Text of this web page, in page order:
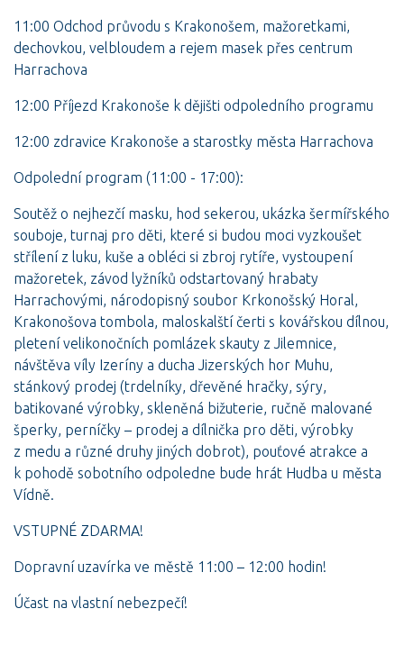
11:00 Odchod průvodu s Krakonošem, mažoretkami,
dechovkou, velbloudem a rejem masek přes centrum
Harrachova
12:00 Příjezd Krakonoše k dějišti odpoledního programu
12:00 zdravice Krakonoše a starostky města Harrachova
Odpolední program (11:00 - 17:00):
Soutěž o nejhezčí masku, hod sekerou, ukázka šermířského
souboje, turnaj pro děti, které si budou moci vyzkoušet
střílení z luku, kuše a obléci si zbroj rytíře, vystoupení
mažoretek, závod lyžníků odstartovaný hrabaty
Harrachovými, národopisný soubor Krkonošský Horal,
Krakonošova tombola, maloskalští čerti s kovářskou dílnou,
pletení velikonočních pomlázek skauty z Jilemnice,
návštěva víly Izeríny a ducha Jizerských hor Muhu,
stánkový prodej (trdelníky, dřevěné hračky, sýry,
batikované výrobky, skleněná bižuterie, ručně malované
šperky, perníčky – prodej a dílnička pro děti, výrobky
z medu a různé druhy jiných dobrot), pouťové atrakce a
k pohodě sobotního odpoledne bude hrát Hudba u města
Vídně.
VSTUPNÉ ZDARMA!
Dopravní uzavírka ve městě 11:00 – 12:00 hodin!
Účast na vlastní nebezpečí!